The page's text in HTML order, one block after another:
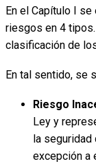
En el Capítulo I
riesgos en 4
clasificación de
En tal sentido, se
Riesgo
Ley y
la
excepción a